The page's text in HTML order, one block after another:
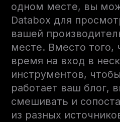
одном месте, вы
Databox для
вашей
месте. Вместо того,
время на вход в
инструментов,
работает ваш блог,
смешивать и
из разных